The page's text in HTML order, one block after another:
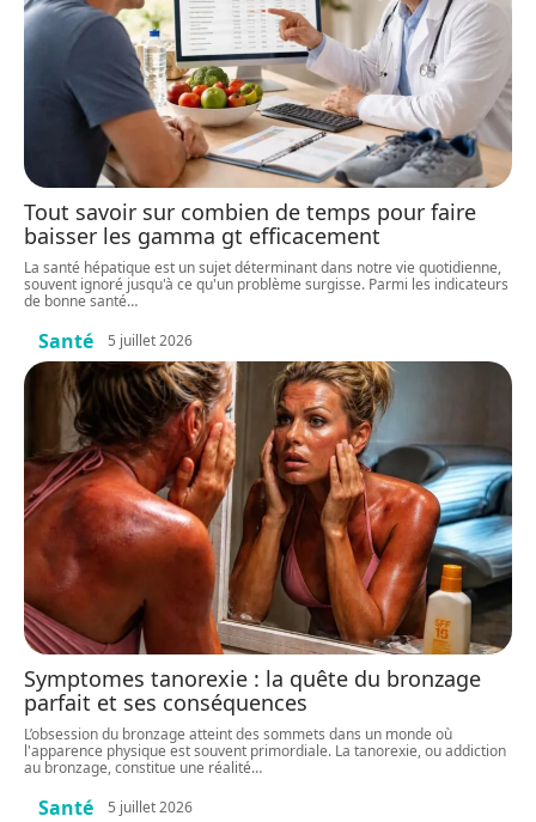
Tout savoir sur combien de temps pour faire
baisser les gamma gt efficacement
La santé hépatique est un sujet déterminant dans notre vie quotidienne,
souvent ignoré jusqu'à ce qu'un problème surgisse. Parmi les indicateurs
de bonne santé…
Santé 5 juillet 2026
Symptomes tanorexie : la quête du bronzage
parfait et ses conséquences
L’obsession du bronzage atteint des sommets dans un monde où
l'apparence physique est souvent primordiale. La tanorexie, ou addiction
au bronzage, constitue une réalité…
Santé 5 juillet 2026